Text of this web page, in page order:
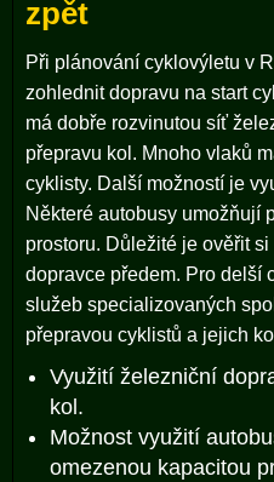
zpět
Při plánování cyklovýletu v
zohlednit dopravu na start
má dobře rozvinutou síť
přepravu kol. Mnoho vlaků
cyklisty. Další možností je
Některé autobusy umožňují
prostoru. Důležité je ověřit
dopravce předem. Pro delší
služeb specializovaných
přepravou cyklistů a jejich
Využití železniční
kol.
Možnost využití
omezenou kapacitou